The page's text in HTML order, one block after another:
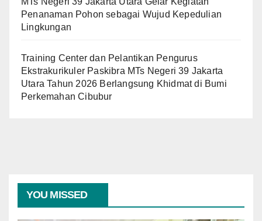
Penanaman Pohon sebagai Wujud Kepedulian
Lingkungan
Training Center dan Pelantikan Pengurus
Ekstrakurikuler Paskibra MTs Negeri 39 Jakarta
Utara Tahun 2026 Berlangsung Khidmat di Bumi
Perkemahan Cibubur
YOU MISSED